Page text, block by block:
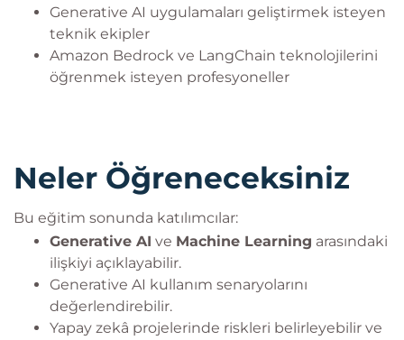
Generative AI uygulamaları geliştirmek isteyen
teknik ekipler
Amazon Bedrock ve LangChain teknolojilerini
öğrenmek isteyen profesyoneller
Neler Öğreneceksiniz
Bu eğitim sonunda katılımcılar:
Generative AI ve Machine Learning arasındaki
ilişkiyi açıklayabilir.
Generative AI kullanım senaryolarını
değerlendirebilir.
Yapay zekâ projelerinde riskleri belirleyebilir ve